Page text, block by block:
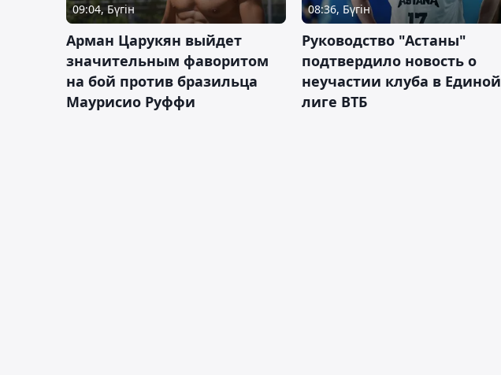
09:04, Бүгін
Арман Царукян выйдет
значительным фаворитом
на бой против бразильца
Маурисио Руффи
08:36, Бүгін
Руководство "Астаны"
подтвердило новость о
неучастии клуба в Единой
лиге ВТБ